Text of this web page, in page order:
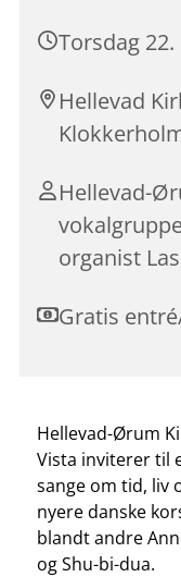
Torsdag
Hellevad
Hellevad-
organist
Gratis
Hellevad-Ørum
Vista inviterer til
sange om tid, liv
nyere danske
blandt andre
og Shu-bi-dua.